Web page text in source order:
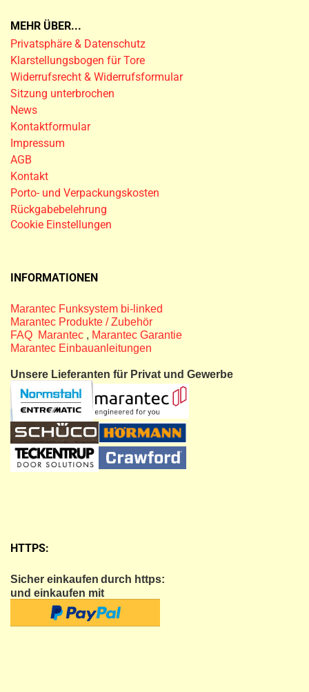
MEHR ÜBER...
Privatsphäre & Datenschutz
Klarstellungsbogen für Tore
Widerrufsrecht & Widerrufsformular
Sitzung unterbrochen
News
Kontaktformular
Impressum
AGB
Kontakt
Porto- und Verpackungskosten
Rückgabebelehrung
Cookie Einstellungen
INFORMATIONEN
Marantec Funksystem bi-linked
Marantec Produkte / Zubehör
FAQ Marantec , Marantec Garantie
Marantec Einbauanleitungen
Unsere Lieferanten für Privat und Gewerbe
HTTPS:
Sicher einkaufen durch https:
und einkaufen mit